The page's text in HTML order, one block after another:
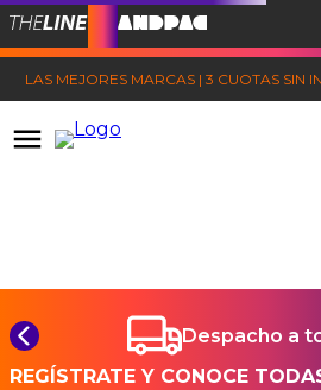
LAS MEJORES MARCAS | 3 CUOTAS SIN
Despacho a
REGÍSTRATE Y CONOCE